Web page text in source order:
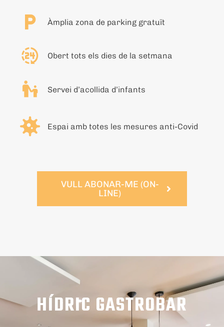
Àmplia zona de parking gratuït
Obert tots els dies de la setmana
Servei d’acollida d’infants
Espai amb totes les mesures anti-Covid
VULL ABONAR-ME (ON-
LINE)
HÍDRIC GASTROBAR